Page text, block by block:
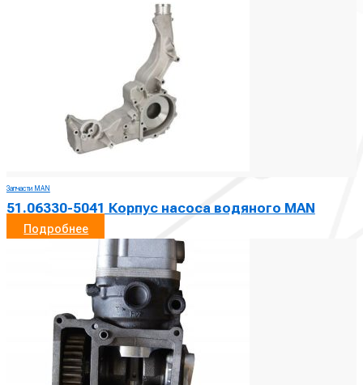
Запчасти MAN
51.06330-5041 Корпус насоса водяного MAN
Подробнее